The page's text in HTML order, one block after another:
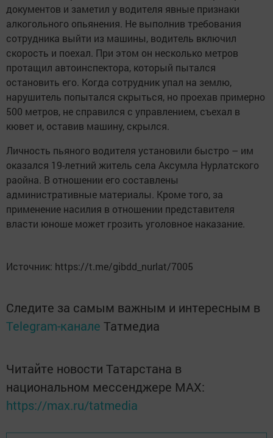
документов и заметил у водителя явные признаки
алкогольного опьянения. Не выполнив требования
сотрудника выйти из машины, водитель включил
скорость и поехал. При этом он несколько метров
протащил автоинспектора, который пытался
остановить его. Когда сотрудник упал на землю,
нарушитель попытался скрыться, но проехав примерно
500 метров, не справился с управлением, съехал в
кювет и, оставив машину, скрылся.
Личность пьяного водителя установили быстро – им
оказался 19-летний житель села Аксумла Нурлатского
раойна. В отношении его составлены
административные материалы. Кроме того, за
применение насилия в отношении представителя
власти юноше может грозить уголовное наказание.
Источник: https://t.me/gibdd_nurlat/7005
Следите за самым важным и интересным в
Telegram-канале Татмедиа
Читайте новости Татарстана в
национальном мессенджере MАХ:
https://max.ru/tatmedia